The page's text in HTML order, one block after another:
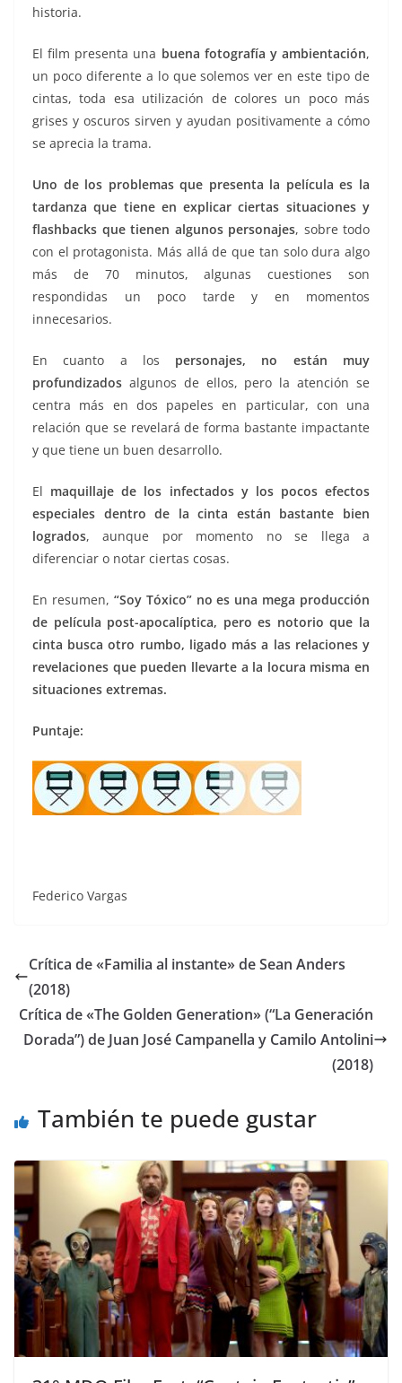
historia.
El film presenta una buena fotografía y ambientación,
un poco diferente a lo que solemos ver en este tipo de
cintas, toda esa utilización de colores un poco más
grises y oscuros sirven y ayudan positivamente a cómo
se aprecia la trama.
Uno de los problemas que presenta la película es la
tardanza que tiene en explicar ciertas situaciones y
flashbacks que tienen algunos personajes, sobre todo
con el protagonista. Más allá de que tan solo dura algo
más de 70 minutos, algunas cuestiones son
respondidas un poco tarde y en momentos
innecesarios.
En cuanto a los personajes,
no están muy
profundizados algunos de ellos, pero la atención se
centra más en dos papeles en particular, con una
relación que se revelará de forma bastante impactante
y que tiene un buen desarrollo.
El maquillaje de los infectados y los pocos efectos
especiales dentro de la cinta están bastante bien
logrados, aunque por momento no se llega a
diferenciar o notar ciertas cosas.
En resumen, “Soy Tóxico” no es una mega producción
de película post-apocalíptica, pero es notorio que la
cinta busca otro rumbo, ligado más a las relaciones y
revelaciones que pueden llevarte a la locura misma en
situaciones extremas.
Puntaje:
Federico Vargas
Crítica de «Familia al instante» de Sean Anders
(2018)
Crítica de «The Golden Generation» (“La Generación
Dorada”) de Juan José Campanella y Camilo Antolini
(2018)
También te puede gustar